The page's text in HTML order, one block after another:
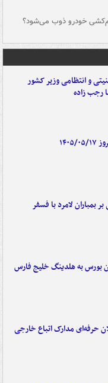
خودرو ذوب می‌شود؟
و انتظامی وزیر کشور
رجب زاده
۱۷
بمباران لامرد با فسفر
حرفه‌ای مدارک اتباع خارجی